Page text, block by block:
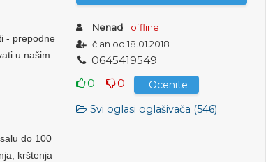
- prepodne
u našim
do 100
krštenja
Nenad
offline
član od 18.01.2018
0645419549
0
0
Ocenite
Svi oglasi oglašivača (546)